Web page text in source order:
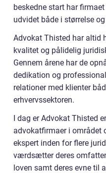
beskedne start har
udvidet både i størrelse
Advokat Thisted har altid
kvalitet og pålidelig
Gennem årene har de
dedikation og
relationer med klienter
erhvervssektoren.
I dag er Advokat Thisted
advokatfirmaer i området
ekspert inden for flere
værdsætter deres
loven samt deres evne til